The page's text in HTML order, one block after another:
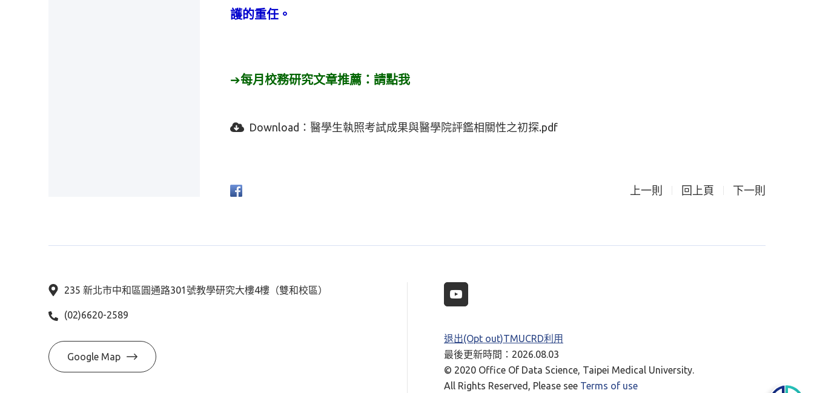
護的重任。
➔每月校務研究文章推薦： 請點我
Download： 醫學生執照考試成果與醫學院評鑑相關性之初探.pdf
上一則 回上頁 下一則
235 新北市中和區圓通路301號教學研究大樓4樓（雙和校區）
(02)6620-2589
Google Map
退出(Opt out)TMUCRD利用
最後更新時間：2026.08.03
© 2020 Office Of Data Science, Taipei Medical University.
All Rights Reserved, Please see Terms of use